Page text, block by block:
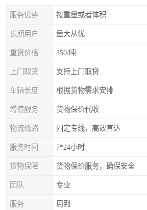
服务优势 按重量或者体积
长期用户 量大从优
重货价格 350/吨
上门取货 支持上门取贷
车辆长度 根据货物需求安排
增值服务 货物保价代收
物流线路 固定专线，高效直达
服务时间 7*24小时
货物保障 货物保价服务，确保安全
团队 专业
服务 周到